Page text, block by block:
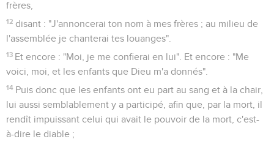
10
C'est pourquoi j'ai été indigné contre cette génération, et
j'ai dit : Ils s'égarent toujours dans leur coeur et ils n'ont point
connu mes voies.
11 Ainsi je jurai dans ma colère : S'ils entrent dans mon
repos !"
12 Prenez garde, frères, qu'il n'y ait en quelqu'un de vous un
méchant coeur d'incrédulité, en ce qu'il abandonne le Dieu
vivant ;
13 mais exhortez-vous l'un l'autre chaque jour, aussi